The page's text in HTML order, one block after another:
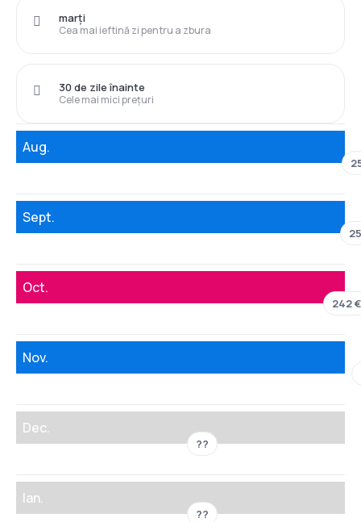
Cea mai ieftină zi pentru a zbura
marți
Cele mai mici prețuri
30 de zile înainte
Aug.
Sept.
Oct.
242 €
Nov.
Dec.
??
Ian.
??